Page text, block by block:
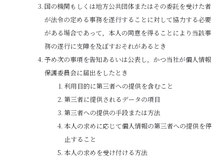
国の機関もしくは地方公共団体またはその委託を受けた者
が法令の定める事務を遂行することに対して協力する必要
がある場合であって，本人の同意を得ることにより当該事
務の遂行に支障を及ぼすおそれがあるとき
予め次の事項を告知あるいは公表し，かつ当社が個人情報
保護委員会に届出をしたとき
利用目的に第三者への提供を含むこと
第三者に提供されるデータの項目
第三者への提供の手段または方法
本人の求めに応じて個人情報の第三者への提供を停
止すること
本人の求めを受け付ける方法